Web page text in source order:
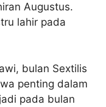
Augustus.
lahir pada
bulan Sextilis
penting dalam
pada bulan